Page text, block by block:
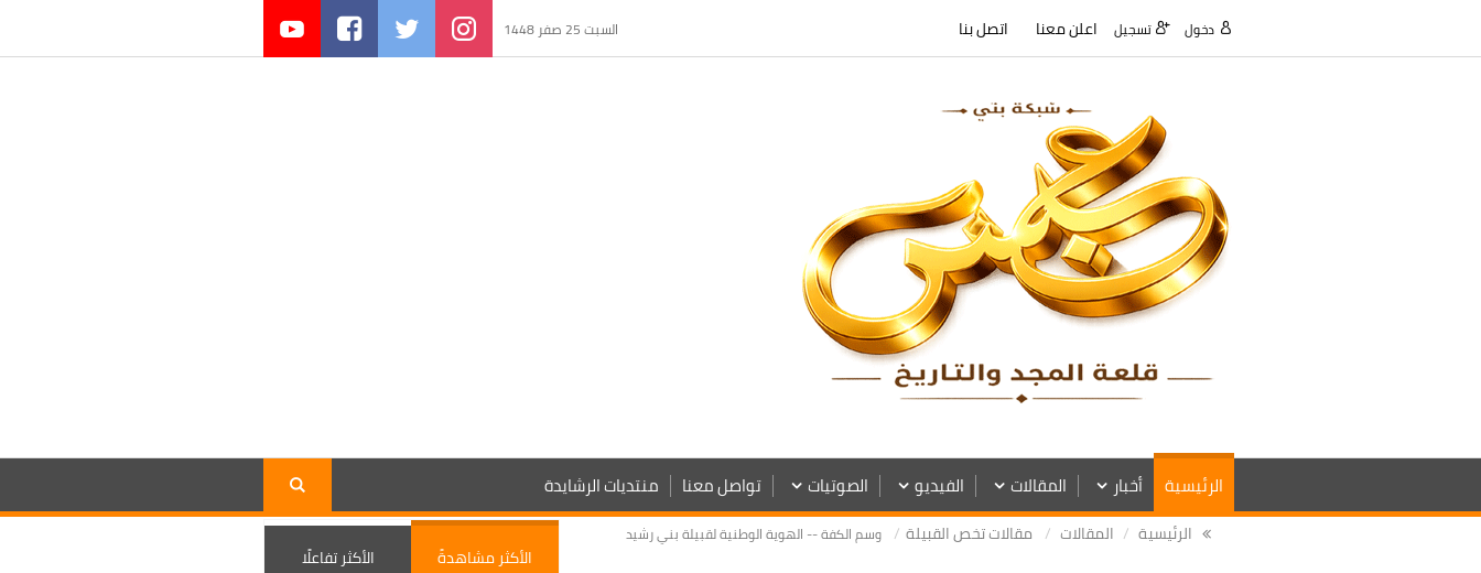
السبت 25 صفر 1448 دخول تسجيل اعلن معنا اتصل بنا
الرئيسية أخبار المقالات الفيديو الصوتيات تواصل معنا منتديات الرشايدة
الرئيسية المقالات مقالات تخص القبيلة وسم الكفة -- الهوية الوطنية لقبيلة بني رشيد
الأكثر مشاهدةً الأكثر تفاعلًا